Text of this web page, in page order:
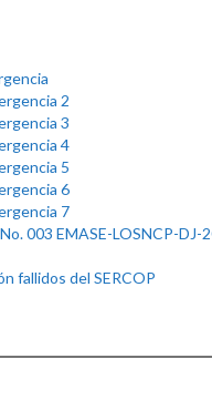
2
3
4
5
6
7
003 EMASE-LOSNCP-DJ-
fallidos del SERCOP